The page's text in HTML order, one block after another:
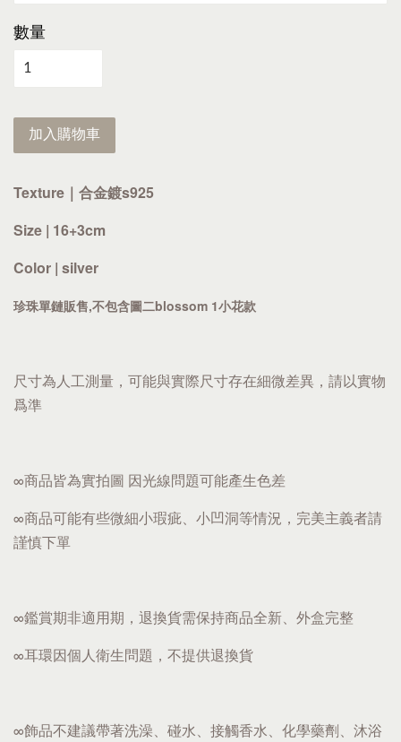
數量
加入購物車
Texture｜合金鍍s925
Size | 16+3cm
Color | silver
珍珠單鏈販售,不包含圖二blossom 1小花款
尺寸為人工測量，可能與實際尺寸存在細微差異，請以實物
爲準
∞商品皆為實拍圖 因光線問題可能產生色差
∞商品可能有些微細小瑕疵、小凹洞等情況，完美主義者請
謹慎下單
∞鑑賞期非適用期，退換貨需保持商品全新、外盒完整
∞耳環因個人衛生問題，不提供退換貨
∞飾品不建議帶著洗澡、碰水、接觸香水、化學藥劑、沐浴